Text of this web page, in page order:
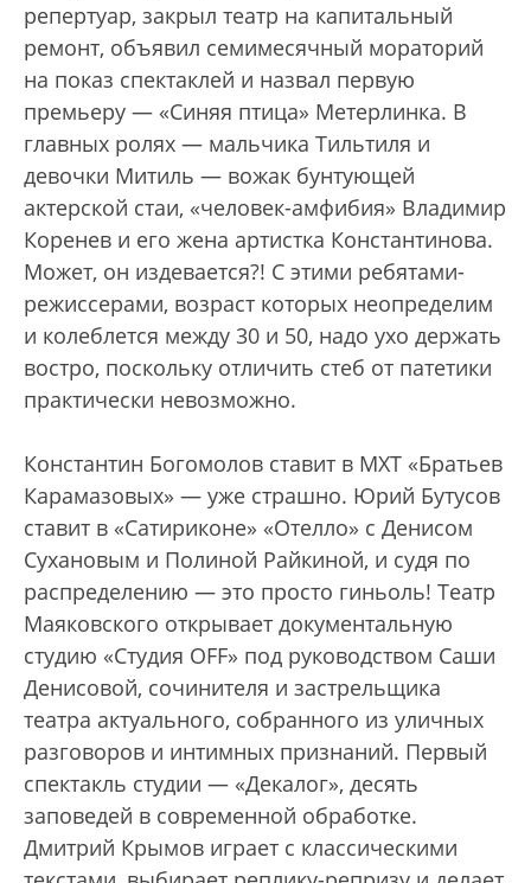
репертуар, закрыл театр на капитальный
ремонт, объявил семимесячный мораторий
на показ спектаклей и назвал первую
премьеру — «Синяя птица» Метерлинка. В
главных ролях — мальчика Тильтиля и
девочки Митиль — вожак бунтующей
актерской стаи, «человек-амфибия» Владимир
Коренев и его жена артистка Константинова.
Может, он издевается?! С этими ребятами-
режиссерами, возраст которых неопределим
и колеблется между 30 и 50, надо ухо держать
востро, поскольку отличить стеб от патетики
практически невозможно.
Константин Богомолов ставит в МХТ «Братьев
Карамазовых» — уже страшно. Юрий Бутусов
ставит в «Сатириконе» «Отелло» с Денисом
Сухановым и Полиной Райкиной, и судя по
распределению — это просто гиньоль! Театр
Маяковского открывает документальную
студию «Студия OFF» под руководством Саши
Денисовой, сочинителя и застрельщика
театра актуального, собранного из уличных
разговоров и интимных признаний. Первый
спектакль студии — «Декалог», десять
заповедей в современной обработке.
Дмитрий Крымов играет с классическими